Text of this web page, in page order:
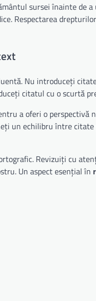
sursei înainte de
Respectarea
Nu introduceți
citatul cu o scurtă
a oferi o perspectivă
un echilibru între
Revizuiți cu
Un aspect esențial în